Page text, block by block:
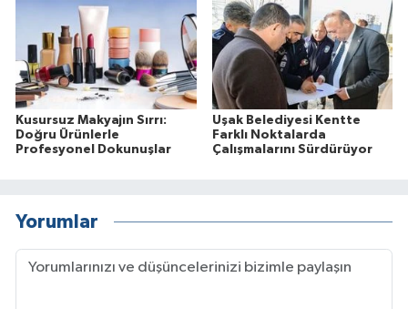
Kusursuz Makyajın Sırrı:
Doğru Ürünlerle
Profesyonel Dokunuşlar
Uşak Belediyesi Kentte
Farklı Noktalarda
Çalışmalarını Sürdürüyor
Yorumlar